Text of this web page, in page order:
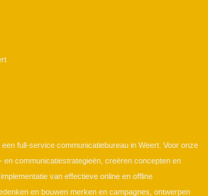
full-service communicatiebureau in Weert. Voor onze
en communicatiestrategieën, creëren concepten en
van effectieve online en offline
en bouwen merken en campagnes, ontwerpen